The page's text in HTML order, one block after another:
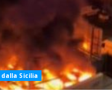
Sicilia